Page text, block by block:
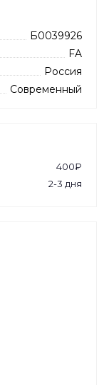
Б0039926
FA
Россия
Современный
400₽
2-3 дня